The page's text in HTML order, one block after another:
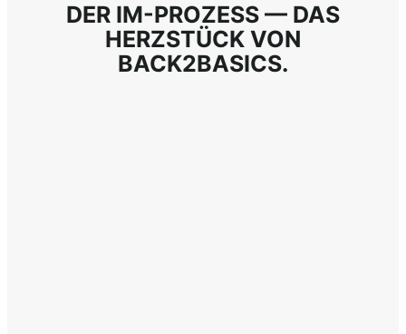
DER IM-PROZESS — DAS
HERZSTÜCK VON
BACK2BASICS.